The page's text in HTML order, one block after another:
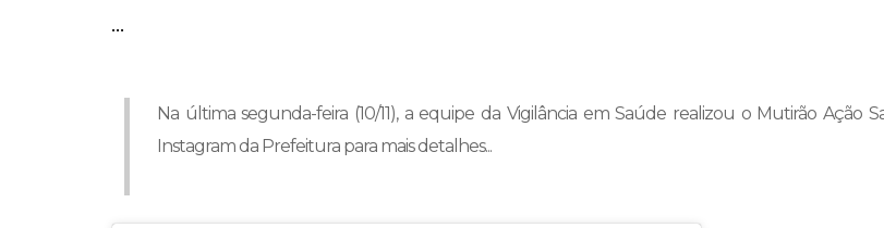
...
Na última segunda-feira (10/11), a equipe da Vigilância em Saúde realizou o Mutirão
Instagram da Prefeitura para mais detalhes...